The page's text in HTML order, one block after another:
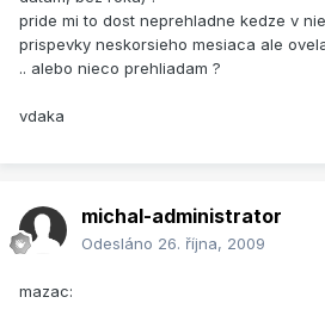
pride mi to dost neprehladne kedze v
prispevky neskorsieho mesiaca ale
.. alebo nieco prehliadam ?
vdaka
michal-administrator
Odesláno 26. října, 2009
mazac: